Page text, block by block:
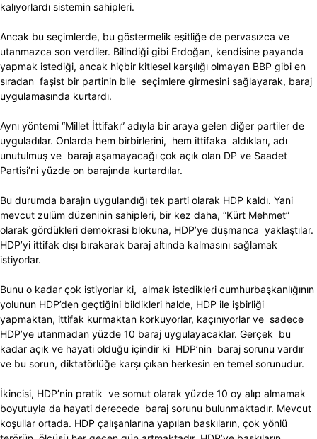
kalıyorlardı sistemin sahipleri.
Ancak bu seçimlerde, bu göstermelik eşitliğe de pervasızca ve
utanmazca son verdiler. Bilindiği gibi Erdoğan, kendisine payanda
yapmak istediği, ancak hiçbir kitlesel karşılığı olmayan BBP gibi en
sıradan faşist bir partinin bile seçimlere girmesini sağlayarak, baraj
uygulamasında kurtardı.
Aynı yöntemi “Millet İttifakı” adıyla bir araya gelen diğer partiler de
uyguladılar. Onlarda hem birbirlerini, hem ittifaka aldıkları, adı
unutulmuş ve barajı aşamayacağı çok açık olan DP ve Saadet
Partisi’ni yüzde on barajında kurtardılar.
Bu durumda barajın uygulandığı tek parti olarak HDP kaldı. Yani
mevcut zulüm düzeninin sahipleri, bir kez daha, “Kürt Mehmet”
olarak gördükleri demokrasi blokuna, HDP’ye düşmanca yaklaştılar.
HDP’yi ittifak dışı bırakarak baraj altında kalmasını sağlamak
istiyorlar.
Bunu o kadar çok istiyorlar ki, almak istedikleri cumhurbaşkanlığının
yolunun HDP’den geçtiğini bildikleri halde, HDP ile işbirliği
yapmaktan, ittifak kurmaktan korkuyorlar, kaçınıyorlar ve sadece
HDP’ye utanmadan yüzde 10 baraj uygulayacaklar. Gerçek bu
kadar açık ve hayati olduğu içindir ki HDP’nin baraj sorunu vardır
ve bu sorun, diktatörlüğe karşı çıkan herkesin en temel sorunudur.
İkincisi, HDP’nin pratik ve somut olarak yüzde 10 oy alıp almamak
boyutuyla da hayati derecede baraj sorunu bulunmaktadır. Mevcut
koşullar ortada. HDP çalışanlarına yapılan baskıların, çok yönlü